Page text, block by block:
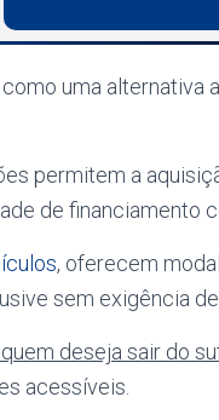
uma alternativa
permitem a
de financiamento
, oferecem
sem exigência de
deseja sair do
acessíveis.